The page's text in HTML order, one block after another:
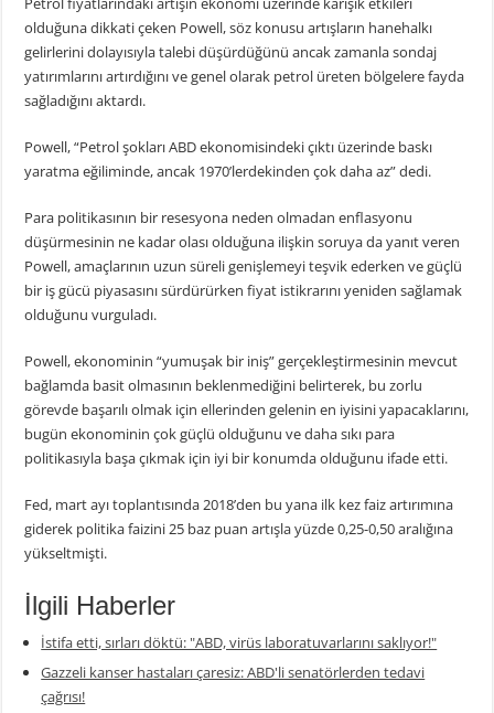
olduğuna dikkati çeken Powell, söz konusu artışların hanehalkı
gelirlerini dolayısıyla talebi düşürdüğünü ancak zamanla sondaj
yatırımlarını artırdığını ve genel olarak petrol üreten bölgelere fayda
sağladığını aktardı.
Powell, “Petrol şokları ABD ekonomisindeki çıktı üzerinde baskı
yaratma eğiliminde, ancak 1970’lerdekinden çok daha az” dedi.
Para politikasının bir resesyona neden olmadan enflasyonu
düşürmesinin ne kadar olası olduğuna ilişkin soruya da yanıt veren
Powell, amaçlarının uzun süreli genişlemeyi teşvik ederken ve güçlü
bir iş gücü piyasasını sürdürürken fiyat istikrarını yeniden sağlamak
olduğunu vurguladı.
Powell, ekonominin “yumuşak bir iniş” gerçekleştirmesinin mevcut
bağlamda basit olmasının beklenmediğini belirterek, bu zorlu
görevde başarılı olmak için ellerinden gelenin en iyisini yapacaklarını,
bugün ekonominin çok güçlü olduğunu ve daha sıkı para
politikasıyla başa çıkmak için iyi bir konumda olduğunu ifade etti.
Fed, mart ayı toplantısında 2018’den bu yana ilk kez faiz artırımına
giderek politika faizini 25 baz puan artışla yüzde 0,25-0,50 aralığına
yükseltmişti.
İlgili Haberler
İstifa etti, sırları döktü: "ABD, virüs laboratuvarlarını saklıyor!"
Gazzeli kanser hastaları çaresiz: ABD'li senatörlerden tedavi
çağrısı!